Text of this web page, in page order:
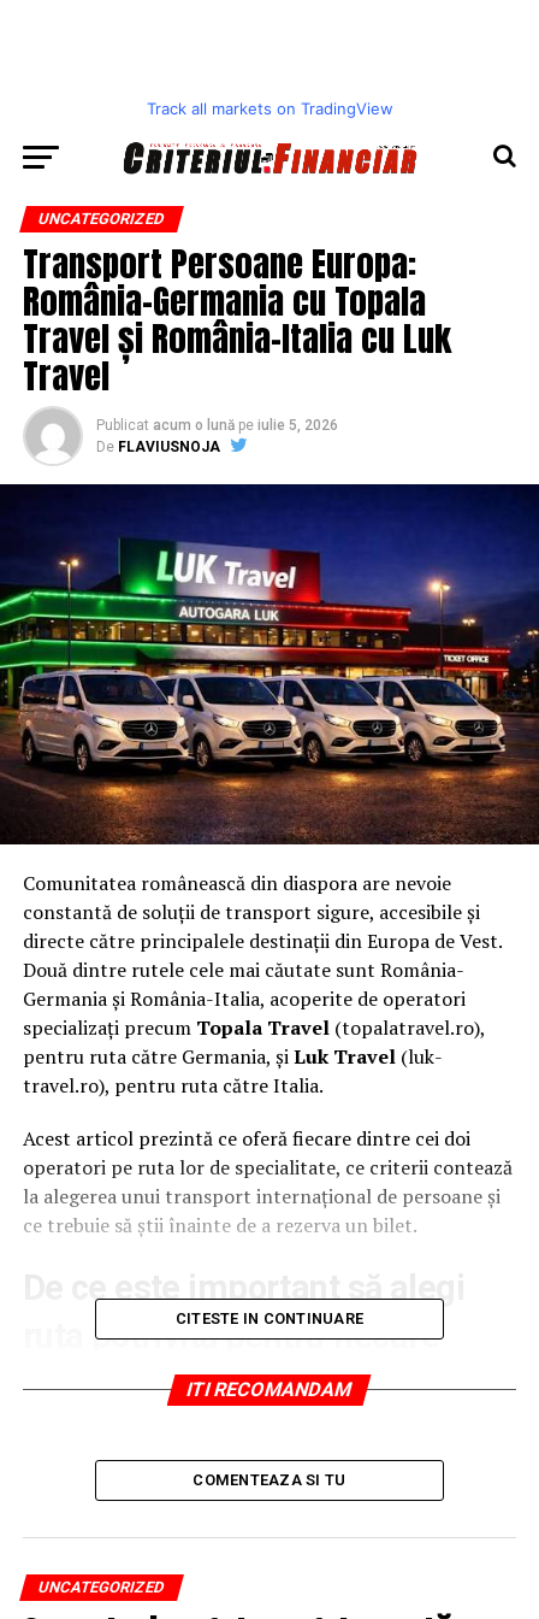
Track all markets on TradingView
UNCATEGORIZED
Transport Persoane Europa:
România-Germania cu Topala
Travel și România-Italia cu Luk
Travel
Publicat acum o lună pe iulie 5, 2026
De FLAVIUSNOJA
Comunitatea românească din diaspora are nevoie
constantă de soluții de transport sigure, accesibile și
directe către principalele destinații din Europa de Vest.
Două dintre rutele cele mai căutate sunt România-
Germania și România-Italia, acoperite de operatori
specializați precum Topala Travel(topalatravel.ro),
pentru ruta către Germania, șiLuk Travel(luk-
travel.ro), pentru ruta către Italia.
Acest articol prezintă ce oferă fiecare dintre cei doi
operatori pe ruta lor de specialitate, ce criterii contează
la alegerea unui transport internațional de persoane și
ce trebuie să știi înainte de a rezerva un bilet.
De ce este important să alegi
ruta potrivită pentru fiecare
destinație
toate destinațiile din Europa. Unele companii au rute
optimizate, cu plecări mai frecvente și puncte de
românească din zona respectivă. De aceea, alegerea unui
operator specializat pe ruta de care ai nevoie —
CITESTE IN CONTINUARE
ITI RECOMANDAM
COMENTEAZA SI TU
UNCATEGORIZED